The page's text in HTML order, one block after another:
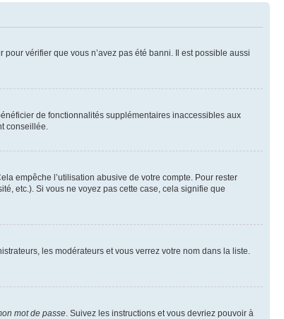
vérifier que vous n’avez pas été banni. Il est possible aussi
de fonctionnalités supplémentaires inaccessibles aux
conseillée.
empêche l’utilisation abusive de votre compte. Pour rester
etc.). Si vous ne voyez pas cette case, cela signifie que
les modérateurs et vous verrez votre nom dans la liste.
mot de passe . Suivez les instructions et vous devriez pouvoir à